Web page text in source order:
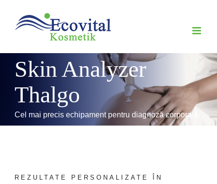
Skin Analyzer
Thalgo
Cel mai precis echipament pentru diagnoză corporală.
REZULTATE PERSONALIZATE ÎN